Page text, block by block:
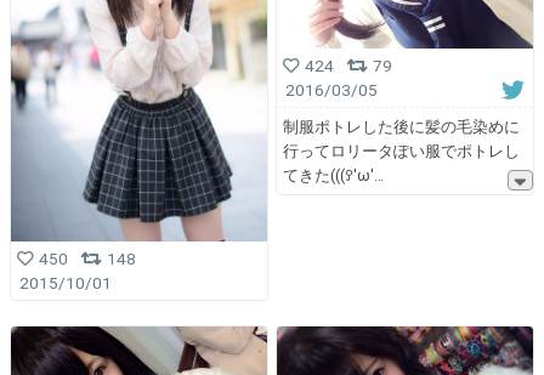
450
148
2015/10/01
424
79
2016/03/05
制服ポトレした後に髪の毛染めに
行ってロリータぽい服でポトレし
てきた(((ꎤ'ω'